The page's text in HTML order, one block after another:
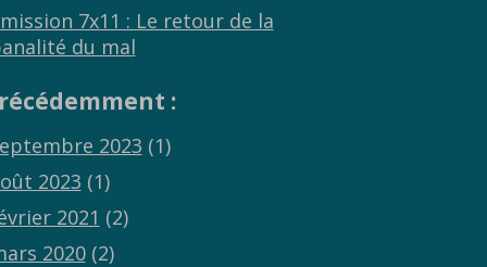
7x11 : Le retour de la
du mal
:
2023 (1)
2023 (1)
2021 (2)
2020(2)